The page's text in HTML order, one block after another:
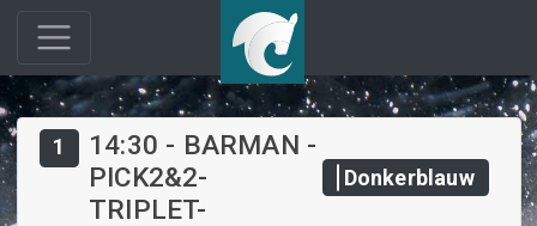
1 14:30 - BARMAN -
PICK2&2-
TRIPLET-
Donkerblauw